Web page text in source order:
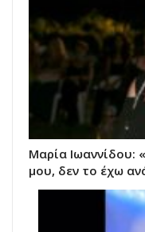
Μαρία Ιωαννίδου:
μου, δεν το έχω